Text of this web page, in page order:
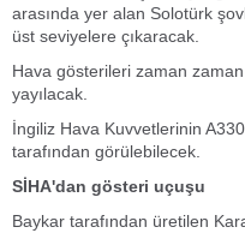
arasında yer alan Solotürk
üst seviyelere çıkaracak.
Hava gösterileri zaman
yayılacak.
İngiliz Hava Kuvvetlerinin
tarafından görülebilecek.
SİHA'dan gösteri uçuşu
Baykar tarafından üretilen